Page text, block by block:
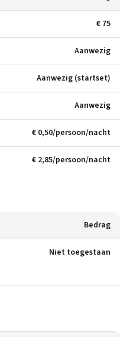
€ 75
Aanwezig
Aanwezig (startset)
Aanwezig
€ 0,50/persoon/nacht
€ 2,85/persoon/nacht
Bedrag
Niet toegestaan